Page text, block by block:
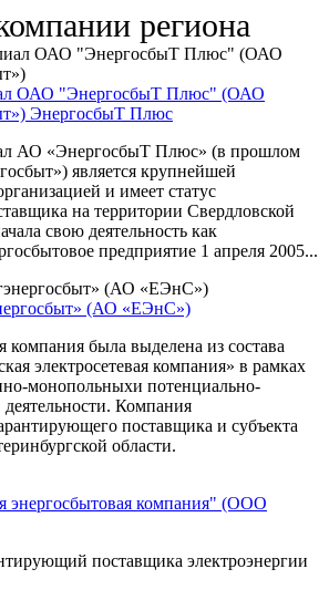
региона
ОАО "ЭнергосбыТ Плюс" (ОАО
ЭнергосбыТ Плюс
АО «ЭнергосбыТ Плюс» (в прошлом
является крупнейшей
и имеет статус
на территории Свердловской
свою деятельность как
предприятие 1 апреля 2005...
(АО «ЕЭнС»)
компания была выделена из состава
электросетевая компания» в рамках
монопольныхи потенциально-
Компания
поставщика и субъекта
области.
энергосбытовая компания" (ООО
поставщика электроэнергии